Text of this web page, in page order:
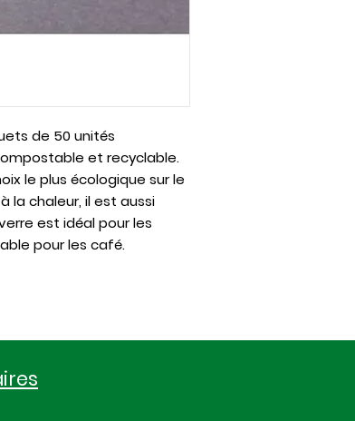
de 50 unités
et recyclable.
le plus écologique sur le
la chaleur, il est aussi
est idéal pour les
pour les café.